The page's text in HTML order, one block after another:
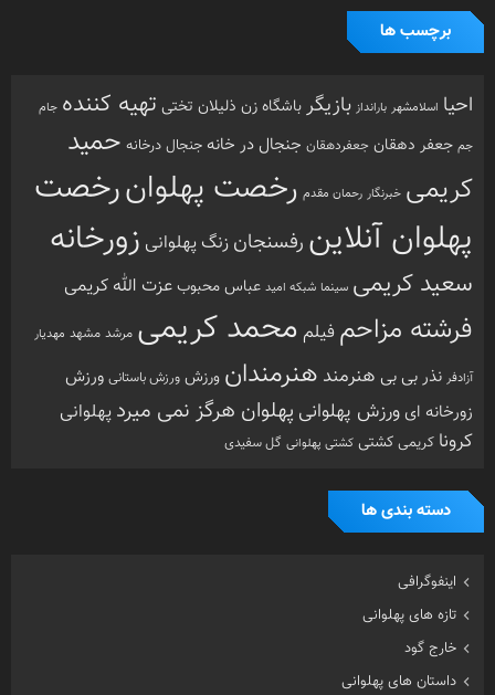
برچسب ها
احیا اسلامشهر بارانداز بازیگرباشگاه زن ذلیلان تختی تهیه کننده جام
جم جعفر دهقان جعفردهقان جنجال در خانه جنجال درخانه حمید
کریمی خبرنگار رحمان مقدم رخصت پهلوانرخصت
پهلوان آنلاین رفسنجان زنگ پهلوانی زورخانه
سعید کریمی سینما شبکه امید عباس محبوبعزت الله کریمی
فرشته مزاحمفیلم محمد کریمی مرشد مشهد مهدیار
آزادفر نذر بی بی هنرمند هنرمندان ورزش ورزش باستانی ورزش
زورخانه ای ورزش پهلوانی پهلوان هرگز نمی میرد پهلوانی
کرونا کریمی کشتی کشتی پهلوانی گل سفیدی
دسته بندی ها
اینفوگرافی
تازه های پهلوانی
خارج گود
داستان های پهلوانی